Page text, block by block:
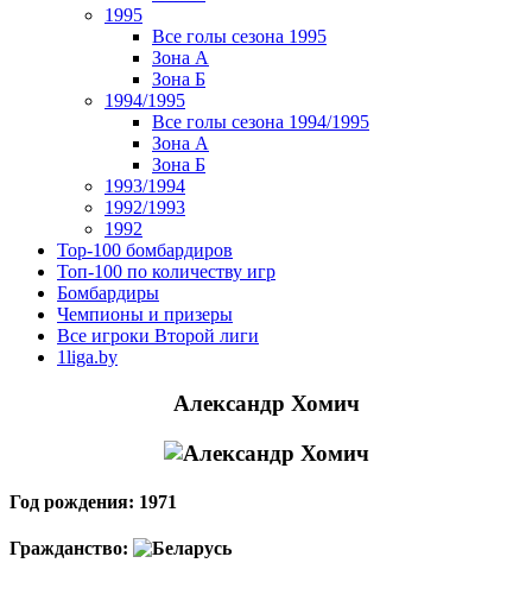
1995
Все голы сезона 1995
Зона А
Зона Б
1994/1995
Все голы сезона 1994/1995
Зона А
Зона Б
1993/1994
1992/1993
1992
Top-100 бомбардиров
Топ-100 по количеству игр
Бомбардиры
Чемпионы и призеры
Все игроки Второй лиги
1liga.by
Александр Хомич
Год рождения: 1971
Гражданство: